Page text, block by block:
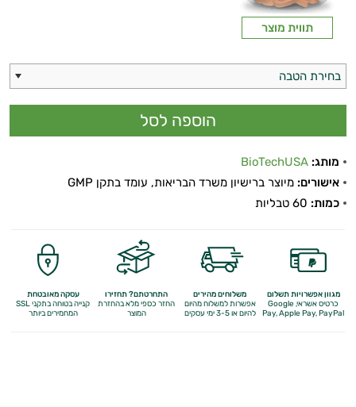
מולטי ויטמינים
Q10
ברזל
תווית מוצר
בחירת הטבה
מותג: BioTechUSA
אישורים: מיוצר ברישיון משרד הבריאות, עומד בתקן GMP
כמות:
מגוון אפשרויות תשלום
כרטיס אשראי, Google
Pay,Apple Pay, PayPal
משלוחים מהירים
אפשרות למשלוח מהיום
להיום או 3-5 ימי עסקים
התחרטתם? תחזירו
החזר כספי מלאבהחזרת
המוצר
עסקה מאובטחת
קנייה בטוחה בתקני SSL
המחמירים ביותר